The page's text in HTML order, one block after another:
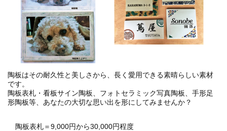
陶板はその耐久性と美しさから、長く愛用できる素晴らしい素材
です。
陶板表札・看板サイン陶板、フォトセラミック写真陶板、手形足
形陶板等、あなたの大切な思い出を形にしてみませんか？
陶板表札＝9,000円から30,000円程度